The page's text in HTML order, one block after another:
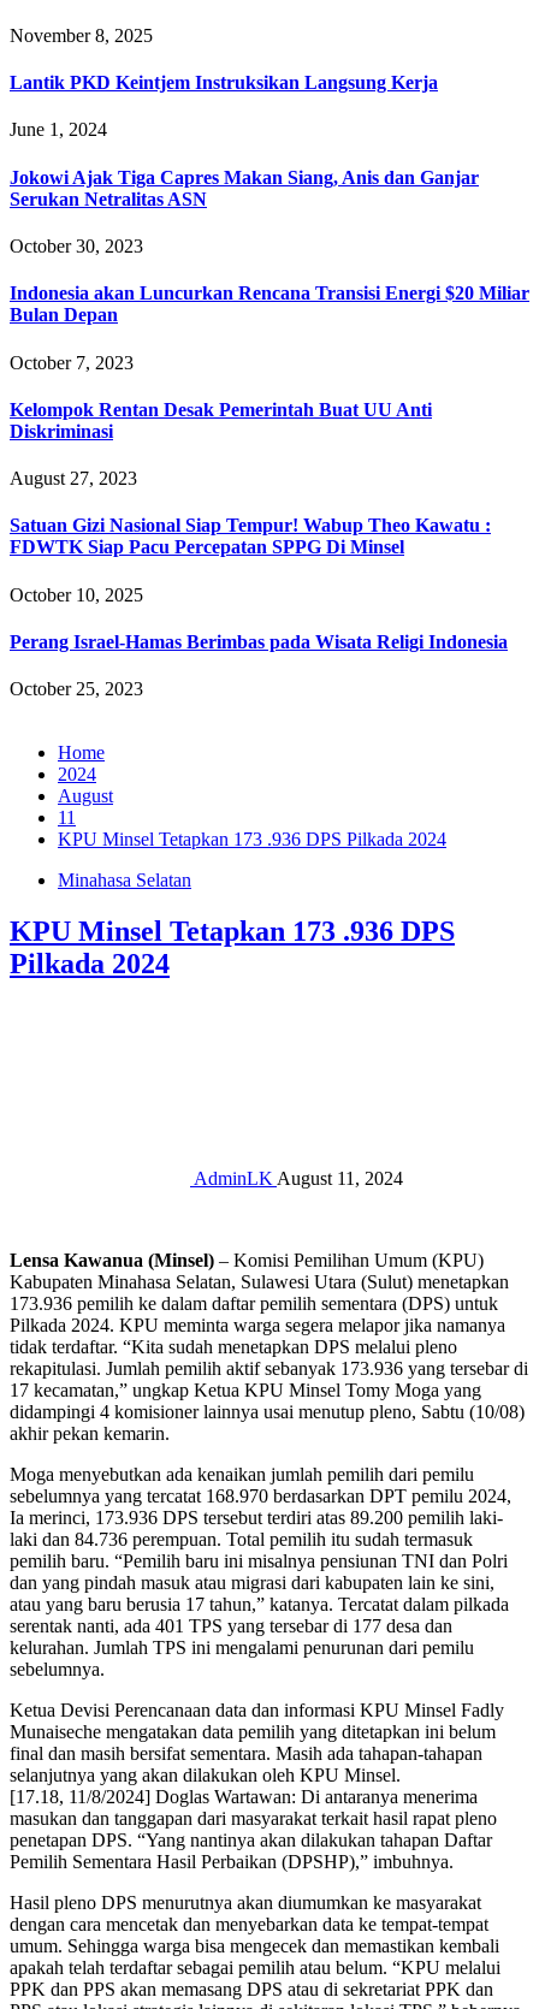
November 8, 2025
Lantik PKD Keintjem Instruksikan Langsung Kerja
June 1, 2024
Jokowi Ajak Tiga Capres Makan Siang, Anis dan Ganjar
Serukan Netralitas ASN
October 30, 2023
Indonesia akan Luncurkan Rencana Transisi Energi $20 Miliar
Bulan Depan
October 7, 2023
Kelompok Rentan Desak Pemerintah Buat UU Anti
Diskriminasi
August 27, 2023
Satuan Gizi Nasional Siap Tempur! Wabup Theo Kawatu :
FDWTK Siap Pacu Percepatan SPPG Di Minsel
October 10, 2025
Perang Israel-Hamas Berimbas pada Wisata Religi Indonesia
October 25, 2023
Home
2024
August
11
KPU Minsel Tetapkan 173 .936 DPS Pilkada 2024
Minahasa Selatan
KPU Minsel Tetapkan 173 .936 DPS
Pilkada 2024
AdminLK August 11, 2024
Lensa Kawanua (Minsel) – Komisi Pemilihan Umum (KPU)
Kabupaten Minahasa Selatan, Sulawesi Utara (Sulut) menetapkan
173.936 pemilih ke dalam daftar pemilih sementara (DPS) untuk
Pilkada 2024. KPU meminta warga segera melapor jika namanya
tidak terdaftar. “Kita sudah menetapkan DPS melalui pleno
rekapitulasi. Jumlah pemilih aktif sebanyak 173.936 yang tersebar di
17 kecamatan,” ungkap Ketua KPU Minsel Tomy Moga yang
didampingi 4 komisioner lainnya usai menutup pleno, Sabtu (10/08)
akhir pekan kemarin.
Moga menyebutkan ada kenaikan jumlah pemilih dari pemilu
sebelumnya yang tercatat 168.970 berdasarkan DPT pemilu 2024,
Ia merinci, 173.936 DPS tersebut terdiri atas 89.200 pemilih laki-
laki dan 84.736 perempuan. Total pemilih itu sudah termasuk
pemilih baru. “Pemilih baru ini misalnya pensiunan TNI dan Polri
dan yang pindah masuk atau migrasi dari kabupaten lain ke sini,
atau yang baru berusia 17 tahun,” katanya. Tercatat dalam pilkada
serentak nanti, ada 401 TPS yang tersebar di 177 desa dan
kelurahan. Jumlah TPS ini mengalami penurunan dari pemilu
sebelumnya.
Ketua Devisi Perencanaan data dan informasi KPU Minsel Fadly
Munaiseche mengatakan data pemilih yang ditetapkan ini belum
final dan masih bersifat sementara. Masih ada tahapan-tahapan
selanjutnya yang akan dilakukan oleh KPU Minsel.
[17.18, 11/8/2024] Doglas Wartawan: Di antaranya menerima
masukan dan tanggapan dari masyarakat terkait hasil rapat pleno
penetapan DPS. “Yang nantinya akan dilakukan tahapan Daftar
Pemilih Sementara Hasil Perbaikan (DPSHP),” imbuhnya.
Hasil pleno DPS menurutnya akan diumumkan ke masyarakat
dengan cara mencetak dan menyebarkan data ke tempat-tempat
umum. Sehingga warga bisa mengecek dan memastikan kembali
apakah telah terdaftar sebagai pemilih atau belum. “KPU melalui
PPK dan PPS akan memasang DPS atau di sekretariat PPK dan